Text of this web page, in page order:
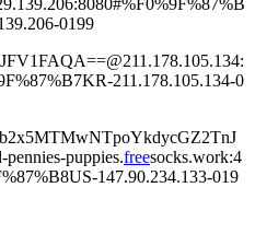
0199
211.178.105.134-0
puppies.freesocks.work:4
147.90.234.133-019